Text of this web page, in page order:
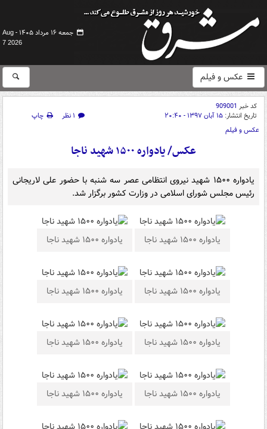
جمعه ۱۶ مرداد ۱۴۰۵ -
Aug
7 2026
عکس و فیلم
کد خبر 909001
تاریخ انتشار: ۱۵ آبان ۱۳۹۷ - ۲۰:۴۰ ۱ نظر
چاپ
عکس و فیلم
عکس/ یادواره ۱۵۰۰ شهید ناجا
یادواره ۱۵۰۰ شهید نیروی انتظامی عصر سه شنبه با حضور علی لاریجانی
رئیس مجلس شورای اسلامی در وزارت کشور برگزار شد.
یادواره ۱۵۰۰ شهید ناجا یادواره ۱۵۰۰ شهید ناجا
یادواره ۱۵۰۰ شهید ناجا یادواره ۱۵۰۰ شهید ناجا
یادواره ۱۵۰۰ شهید ناجا یادواره ۱۵۰۰ شهید ناجا
یادواره ۱۵۰۰ شهید ناجا یادواره ۱۵۰۰ شهید ناجا